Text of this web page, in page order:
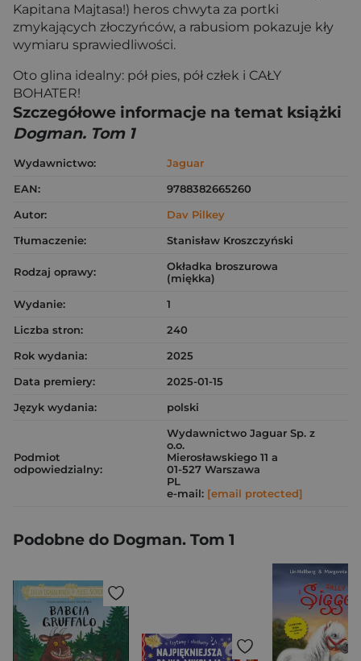
Kapitana Majtasa!) heros chwyta za portki
zmykających złoczyńców, a rabusiom pokazuje kły
wymiaru sprawiedliwości.
Oto glina idealny: pół pies, pół człek i CAŁY
BOHATER!
Szczegółowe informacje na temat książki
Dogman. Tom 1
Wydawnictwo:
Jaguar
EAN:
9788382665260
Autor:
Dav Pilkey
Tłumaczenie:
Stanisław Kroszczyński
Rodzaj oprawy:
Okładka broszurowa
(miękka)
Wydanie:
1
Liczba stron:
240
Rok wydania:
2025
Data premiery:
2025-01-15
Język wydania:
polski
Podmiot
odpowiedzialny:
Wydawnictwo Jaguar Sp. z
o.o.
Mierosławskiego 11 a
01-527 Warszawa
PL
e-mail: [email protected]
Podobne do Dogman. Tom 1